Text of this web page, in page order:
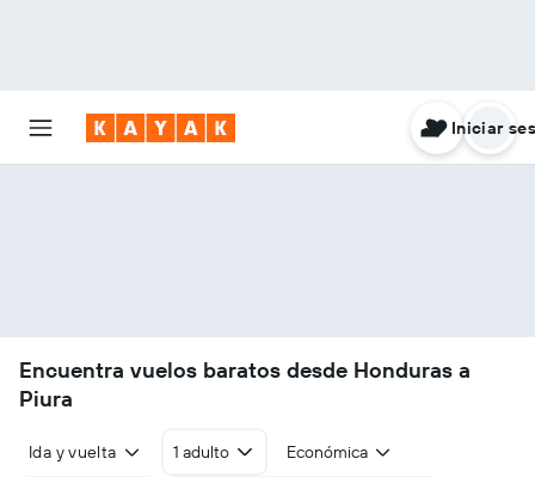
Iniciar
Encuentra vuelos baratos desde Honduras a
Piura
Ida y vuelta 1 adulto Económica